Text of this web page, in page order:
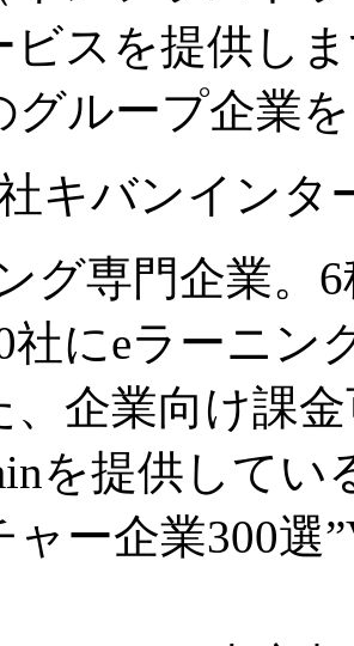
ビスを提供し
グループ企業
キバンインタ
グ専門企業。
社にeラーニン
、企業向け課
を提供して
ー企業300選